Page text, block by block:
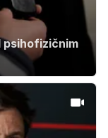
psihofizičnim